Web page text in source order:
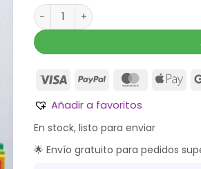
Dominó multicolor de madera
Añadir a favoritos
En stock, listo para enviar
🌟 Envío gratuito para pedidos